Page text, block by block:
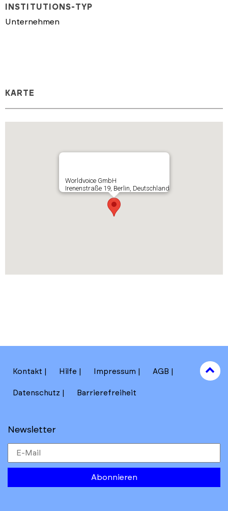
INSTITUTIONS-TYP
Unternehmen
KARTE
Worldvoice GmbH
Irenenstraße 19, Berlin, Deutschland
Kontakt Hilfe Impressum AGB
Datenschutz Barrierefreiheit
Newsletter
Abonnieren
to
top